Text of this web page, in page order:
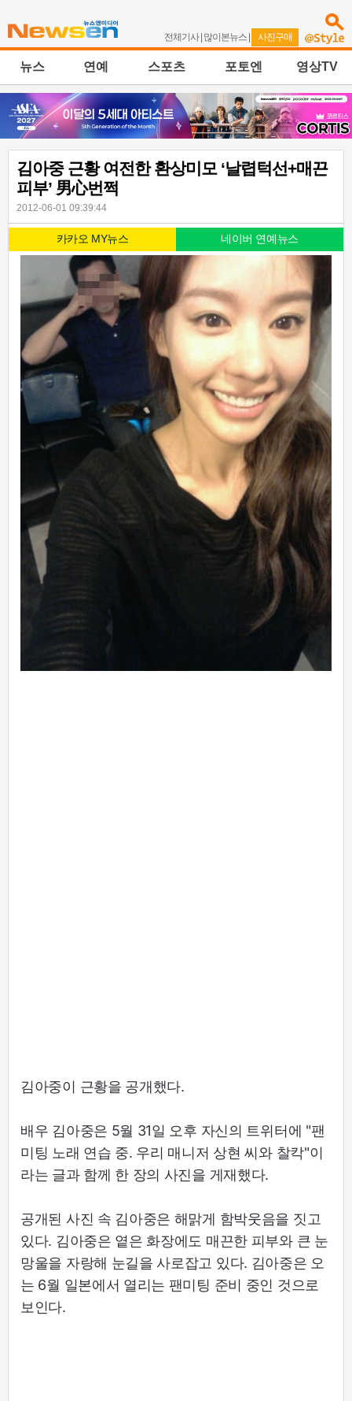
전체기사| 많이본뉴스 | 사진구매
뉴스 연예 스포츠 포토엔 영상TV
김아중 근황 여전한 환상미모 ‘날렵턱선+매끈
피부’ 男心번쩍
2012-06-01 09:39:44
카카오 MY뉴스 네이버 연예뉴스
김아중이 근황을 공개했다.
배우 김아중은 5월 31일 오후 자신의 트위터에 "팬
미팅 노래 연습 중. 우리 매니저 상현 씨와 찰칵"이
라는 글과 함께 한 장의 사진을 게재했다.
공개된 사진 속 김아중은 해맑게 함박웃음을 짓고
있다. 김아중은 옅은 화장에도 매끈한 피부와 큰 눈
망울을 자랑해 눈길을 사로잡고 있다. 김아중은 오
는 6월 일본에서 열리는 팬미팅 준비 중인 것으로
보인다.